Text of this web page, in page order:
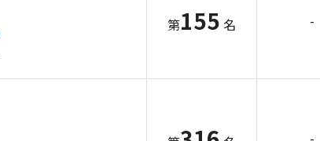
第155 名 -